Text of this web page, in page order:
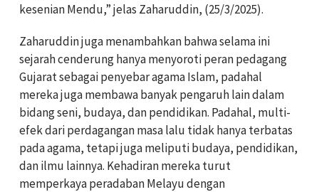
kesenian Mendu,” jelas Zaharuddin, (25/3/2025).
Zaharuddin juga menambahkan bahwa selama ini
sejarah cenderung hanya menyoroti peran pedagang
Gujarat sebagai penyebar agama Islam, padahal
mereka juga membawa banyak pengaruh lain dalam
bidang seni, budaya, dan pendidikan. Padahal, multi-
efek dari perdagangan masa lalu tidak hanya terbatas
pada agama, tetapi juga meliputi budaya, pendidikan,
dan ilmu lainnya. Kehadiran mereka turut
memperkaya peradaban Melayu dengan